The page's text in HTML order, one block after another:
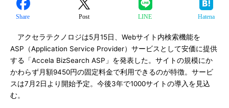
Share Post LINE Hatena
アクセラテクノロジは5月15日、Webサイト内検索機能を
ASP（Application Service Provider）サービスとして安価に提供
する「Accela BizSearch ASP」を発表した。サイトの規模にか
かわらず月額9450円の固定料金で利用できるのが特徴。サービ
スは7月2日より開始予定。今後3年で1000サイトの導入を見込
む。